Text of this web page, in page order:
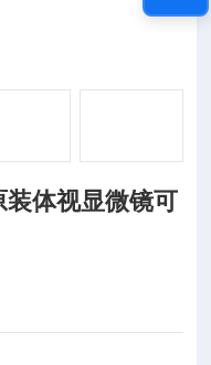
体视显微镜可